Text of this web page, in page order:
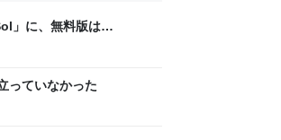
」に、無料版は
っていなかった